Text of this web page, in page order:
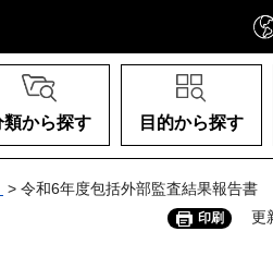
類から探す 目的から探す
> 令和6年度包括外部監査結果報告書
印刷 更